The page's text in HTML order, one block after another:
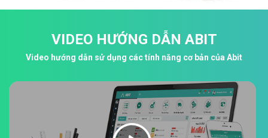
VIDEO HƯỚNG DẪN ABIT
Video hướng dẫn sử dụng các tính năng cơ bản của Abit